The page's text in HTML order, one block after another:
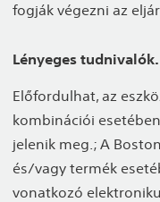
fogják végezni az
Lényeges tudnivalók.
Előfordulhat, az
kombinációi
jelenik meg.; A
és/vagy termék
vonatkozó